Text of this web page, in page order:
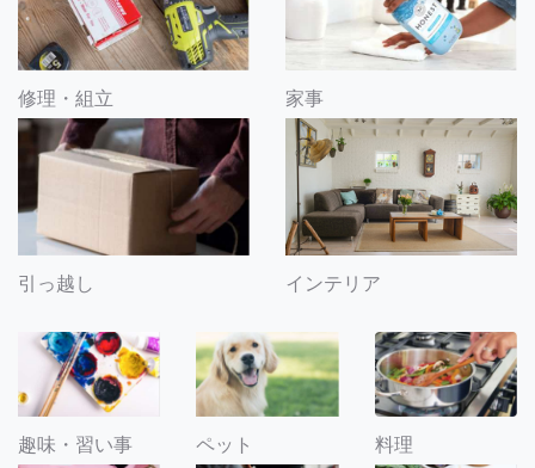
修理・組立 家事
引っ越し インテリア
趣味・習い事 ペット 料理